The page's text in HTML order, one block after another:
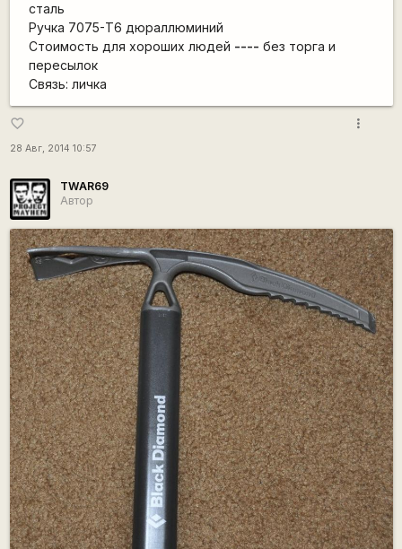
сталь
Ручка 7075-Т6 дюраллюминий
Стоимость для хороших людей ---- без торга и
пересылок
Связь: личка
favorite_border
28 Авг, 2014 10:57
more_vert
TWAR69
Автор